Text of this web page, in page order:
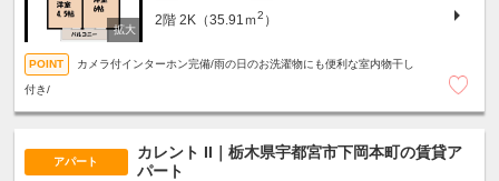
2階 2K（35.91ｍ2 ）
カメラ付インターホン完備/雨の日のお洗濯物にも便利な室内物干し
付き/
アパート
カレント II｜栃木県宇都宮市下岡本町の賃貸ア
パート